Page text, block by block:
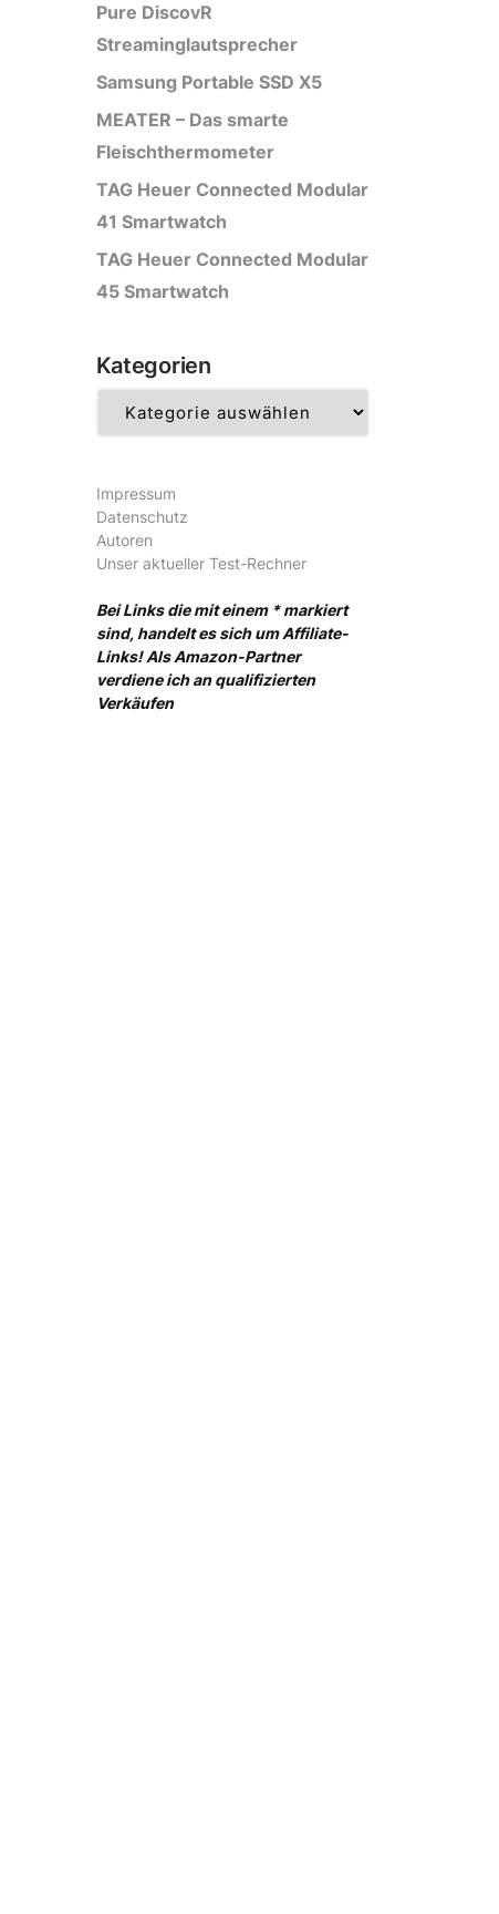
Pure DiscovR
Streaminglautsprecher
Samsung Portable SSD X5
MEATER – Das smarte
Fleischthermometer
TAG Heuer Connected Modular
41 Smartwatch
TAG Heuer Connected Modular
45 Smartwatch
Kategorien
Impressum
Datenschutz
Autoren
Unser aktueller Test-Rechner
Bei Links die mit einem * markiert
sind, handelt es sich um Affiliate-
Links! Als Amazon-Partner
verdiene ich an qualifizierten
Verkäufen